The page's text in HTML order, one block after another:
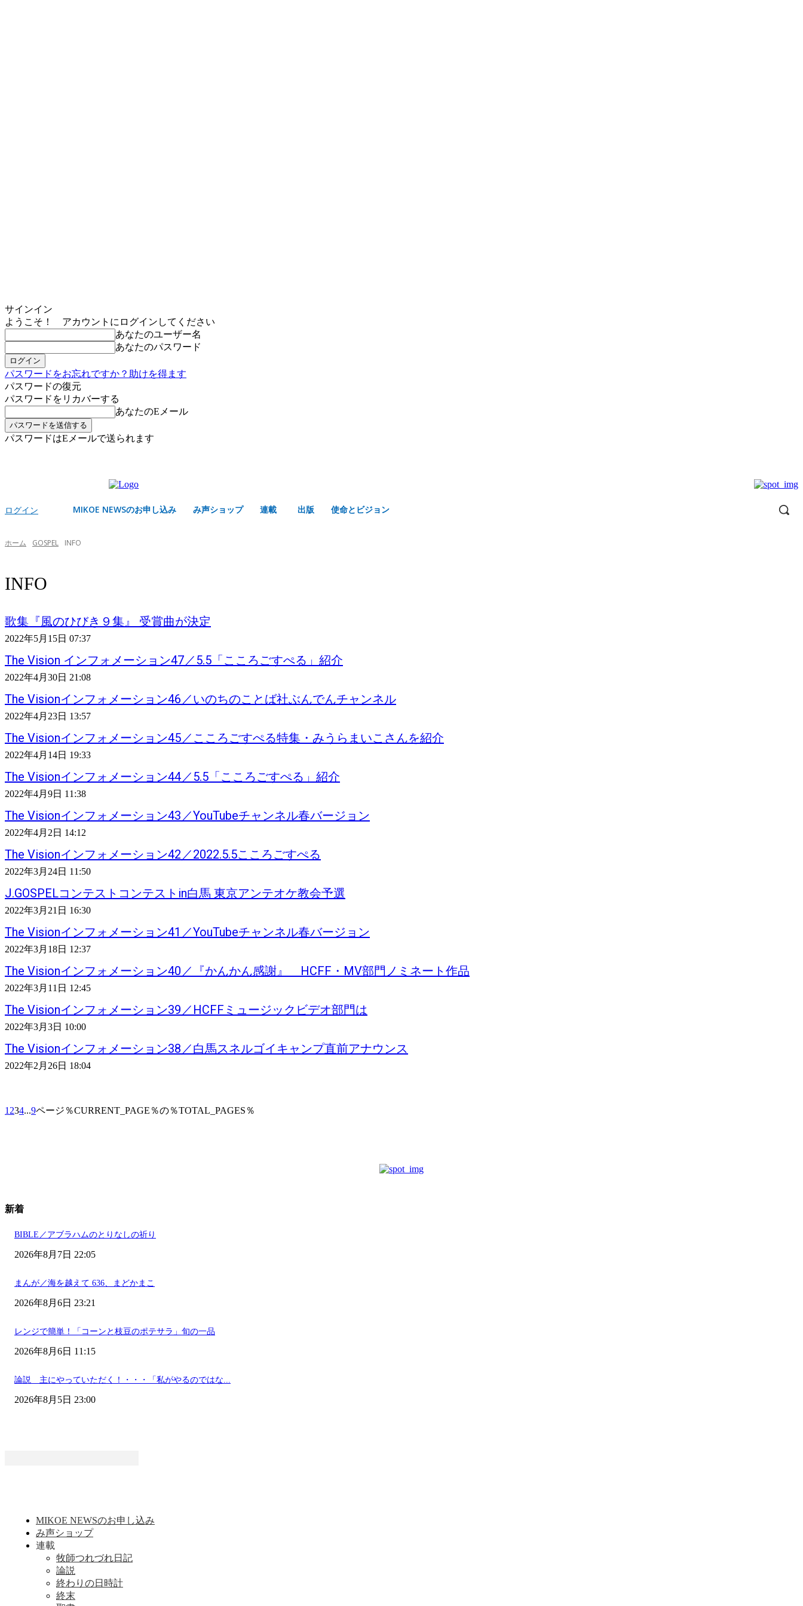
サインイン
ようこそ！ アカウントにログインしてください
あなたのユーザー名
あなたのパスワード
パスワードをお忘れですか？助けを得ます
パスワードの復元
パスワードをリカバーする
あなたのEメール
パスワードはEメールで送られます
ログイン MIKOE NEWSのお申し込み み声ショップ 連載 出版 使命とビジョン
ホーム GOSPEL INFO
INFO
歌集『風のひびき９集』 受賞曲が決定
2022年5月15日 07:37
The Vision インフォメーション47／5.5「こころごすぺる」紹介
2022年4月30日 21:08
The Visionインフォメーション46／いのちのことば社ぶんでんチャンネル
2022年4月23日 13:57
The Visionインフォメーション45／こころごすぺる特集・みうらまいこさんを紹介
2022年4月14日 19:33
The Visionインフォメーション44／5.5「こころごすぺる」紹介
2022年4月9日 11:38
The Visionインフォメーション43／YouTubeチャンネル春バージョン
2022年4月2日 14:12
The Visionインフォメーション42／2022.5.5こころごすぺる
2022年3月24日 11:50
J.GOSPELコンテストコンテストin白馬 東京アンテオケ教会予選
2022年3月21日 16:30
The Visionインフォメーション41／YouTubeチャンネル春バージョン
2022年3月18日 12:37
The Visionインフォメーション40／『かんかん感謝』 HCFF・MV部門ノミネート作品
2022年3月11日 12:45
The Visionインフォメーション39／HCFFミュージックビデオ部門は
2022年3月3日 10:00
The Visionインフォメーション38／白馬スネルゴイキャンプ直前アナウンス
2022年2月26日 18:04
1 234...9ページ％CURRENT_PAGE％の％TOTAL_PAGES％
新着
BIBLE／アブラハムのとりなしの祈り
2026年8月7日 22:05
まんが／海を越えて 636、まどかまこ
2026年8月6日 23:21
レンジで簡単！「コーンと枝豆のポテサラ」旬の一品
2026年8月6日 11:15
論説 主にやっていただく！・・・「私がやるのではな...
2026年8月5日 23:00
MIKOE NEWSのお申し込み
み声ショップ
連載
牧師つれづれ日記
論説
終わりの日時計
終末